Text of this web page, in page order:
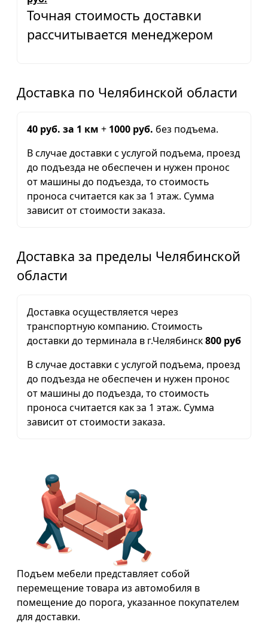
Точная стоимость доставки
рассчитывается менеджером
Доставка по Челябинской области
40 руб. за 1 км + 1000 руб. без подъема.
В случае доставки с услугой подъема, проезд
до подъезда не обеспечен и нужен пронос
от машины до подъезда, то стоимость
проноса считается как за 1 этаж. Сумма
зависит от стоимости заказа.
Доставка за пределы Челябинской
области
Доставка осуществляется через
транспортную компанию. Стоимость
доставки до терминала в г.Челябинск800 руб
В случае доставки с услугой подъема, проезд
до подъезда не обеспечен и нужен пронос
от машины до подъезда, то стоимость
проноса считается как за 1 этаж. Сумма
зависит от стоимости заказа.
Подъем мебели представляет собой
перемещение товара из автомобиля в
помещение до порога, указанное покупателем
для доставки.